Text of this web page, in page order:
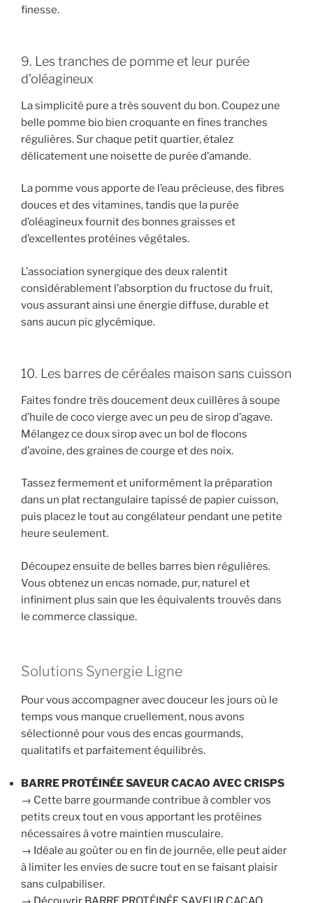
finesse.
9. Les tranches de pomme et leur purée
d’oléagineux
La simplicité pure a très souvent du bon. Coupez une
belle pomme bio bien croquante en fines tranches
régulières. Sur chaque petit quartier, étalez
délicatement une noisette de purée d’amande.
La pomme vous apporte de l’eau précieuse, des fibres
douces et des vitamines, tandis que la purée
d’oléagineux fournit des bonnes graisses et
d’excellentes protéines végétales.
L’association synergique des deux ralentit
considérablement l’absorption du fructose du fruit,
vous assurant ainsi une énergie diffuse, durable et
sans aucun pic glycémique.
10. Les barres de céréales maison sans cuisson
Faites fondre très doucement deux cuillères à soupe
d’huile de coco vierge avec un peu de sirop d’agave.
Mélangez ce doux sirop avec un bol de flocons
d’avoine, des graines de courge et des noix.
Tassez fermement et uniformément la préparation
dans un plat rectangulaire tapissé de papier cuisson,
puis placez le tout au congélateur pendant une petite
heure seulement.
Découpez ensuite de belles barres bien régulières.
Vous obtenez un encas nomade, pur, naturel et
infiniment plus sain que les équivalents trouvés dans
le commerce classique.
Solutions Synergie Ligne
Pour vous accompagner avec douceur les jours où le
temps vous manque cruellement, nous avons
sélectionné pour vous des encas gourmands,
qualitatifs et parfaitement équilibrés.
BARRE PROTÉINÉE SAVEUR CACAO AVEC CRISPS
→ Cette barre gourmande contribue à combler vos
petits creux tout en vous apportant les protéines
nécessaires à votre maintien musculaire.
→ Idéale au goûter ou en fin de journée, elle peut aider
à limiter les envies de sucre tout en se faisant plaisir
sans culpabiliser.